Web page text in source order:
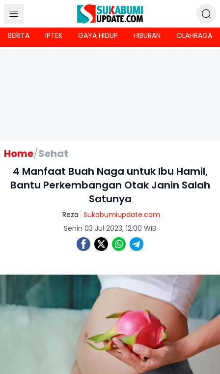
BERITA IPTEK GAYA HIDUP HIBURAN OLAHRAGA
Home/Sehat
4 Manfaat Buah Naga untuk Ibu Hamil,
Bantu Perkembangan Otak Janin Salah
Satunya
Reza Sukabumiupdate.com
Senin 03 Jul 2023, 12:00 WIB